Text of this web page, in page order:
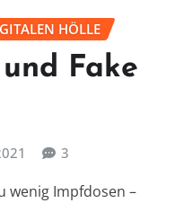
HÖLLE
Fake
3
wenig Impfdosen –